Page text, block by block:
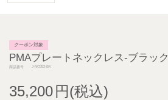
クーポン対象
PMAプレートネックレス-ブラック
商品番号 J-NC052-BK
35,200